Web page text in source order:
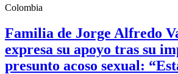
Colombia
Familia de Jorge Alfredo
expresa su apoyo tras su
presunto acoso sexual: